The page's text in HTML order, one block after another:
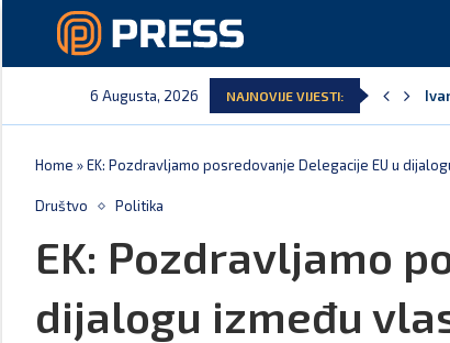
6 Augusta, 2026 NAJNOVIJE VIJESTI:
Home »EK: Pozdravljamo posredovanje Delegacije EU u
Društvo Politika
EK: Pozdravljamo
dijalogu između